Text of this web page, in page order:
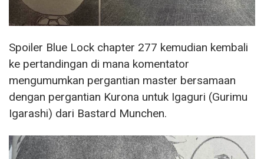
Spoiler Blue Lock chapter 277 kemudian kembali
ke pertandingan di mana komentator
mengumumkan pergantian master bersamaan
dengan pergantian Kurona untuk Igaguri (Gurimu
Igarashi) dari Bastard Munchen.